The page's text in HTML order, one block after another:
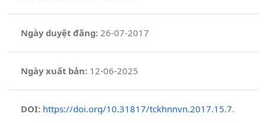
Ngày duyệt đăng:26-07-2017
Ngày xuất bản: 12-06-2025
DOI: https://doi.org/10.31817/tckhnnvn.2017.15.7.